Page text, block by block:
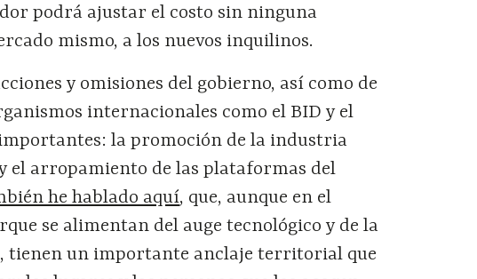
podrá ajustar el costo sin ninguna
mismo, a los nuevos inquilinos.
y omisiones del gobierno, así como de
internacionales como el BID y el
la promoción de la industria
el arropamiento de las plataformas del
he hablado aquí, que, aunque en el
se alimentan del auge tecnológico y de la
, tienen un importante anclaje territorial que